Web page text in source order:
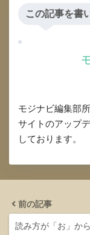
この記事を書
モジナビ編集部
サイトのアップ
しております。
前の記事
読み方が「お」か